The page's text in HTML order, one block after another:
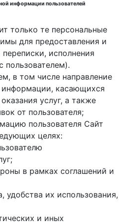
информации пользователей
только те персональные
для предоставления и
исполнения
пользователем).
в том числе направление
касающихся
услуг, а также
от пользователя;
пользователя Сайт
целях:
в рамках соглашений и
удобства их использования,
и иных